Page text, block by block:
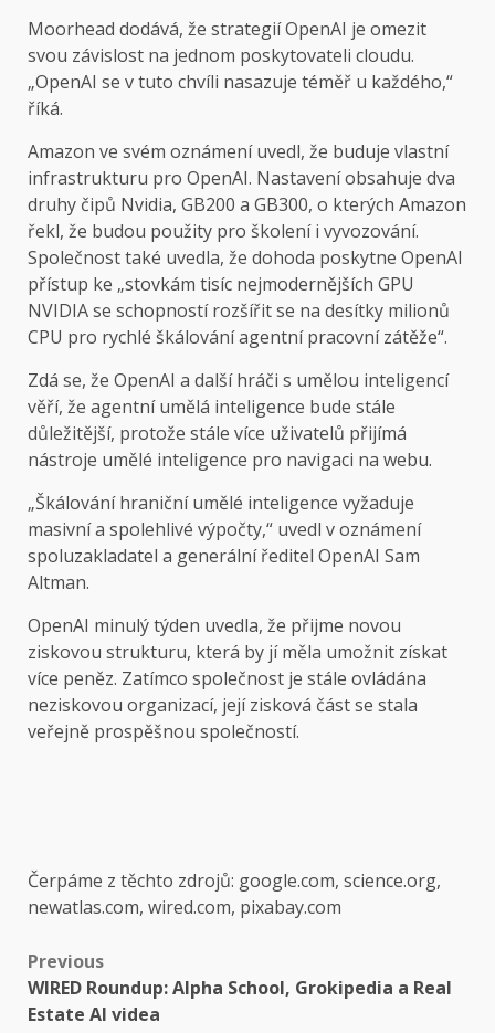
Moorhead dodává, že strategií OpenAI je omezit
svou závislost na jednom poskytovateli cloudu.
„OpenAI se v tuto chvíli nasazuje téměř u každého,“
říká.
Amazon ve svém oznámení uvedl, že buduje vlastní
infrastrukturu pro OpenAI. Nastavení obsahuje dva
druhy čipů Nvidia, GB200 a GB300, o kterých Amazon
řekl, že budou použity pro školení i vyvozování.
Společnost také uvedla, že dohoda poskytne OpenAI
přístup ke „stovkám tisíc nejmodernějších GPU
NVIDIA se schopností rozšířit se na desítky milionů
CPU pro rychlé škálování agentní pracovní zátěže“.
Zdá se, že OpenAI a další hráči s umělou inteligencí
věří, že agentní umělá inteligence bude stále
důležitější, protože stále více uživatelů přijímá
nástroje umělé inteligence pro navigaci na webu.
„Škálování hraniční umělé inteligence vyžaduje
masivní a spolehlivé výpočty,“ uvedl v oznámení
spoluzakladatel a generální ředitel OpenAI Sam
Altman.
OpenAI minulý týden uvedla, že přijme novou
ziskovou strukturu, která by jí měla umožnit získat
více peněz. Zatímco společnost je stále ovládána
neziskovou organizací, její zisková část se stala
veřejně prospěšnou společností.
Čerpáme z těchto zdrojů: google.com, science.org,
newatlas.com, wired.com, pixabay.com
Post
navigation
Previous
WIRED Roundup: Alpha School, Grokipedia a Real
Estate AI videa